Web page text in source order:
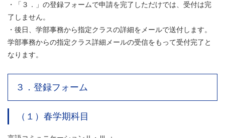
・「３．」の登録フォームで申請を完了しただけでは、受付は完
了しません。
・後日、学部事務から指定クラスの詳細をメールで送付します。
学部事務からの指定クラス詳細メールの受信をもって受付完了と
なります。
３．登録フォーム
（１）春学期科目